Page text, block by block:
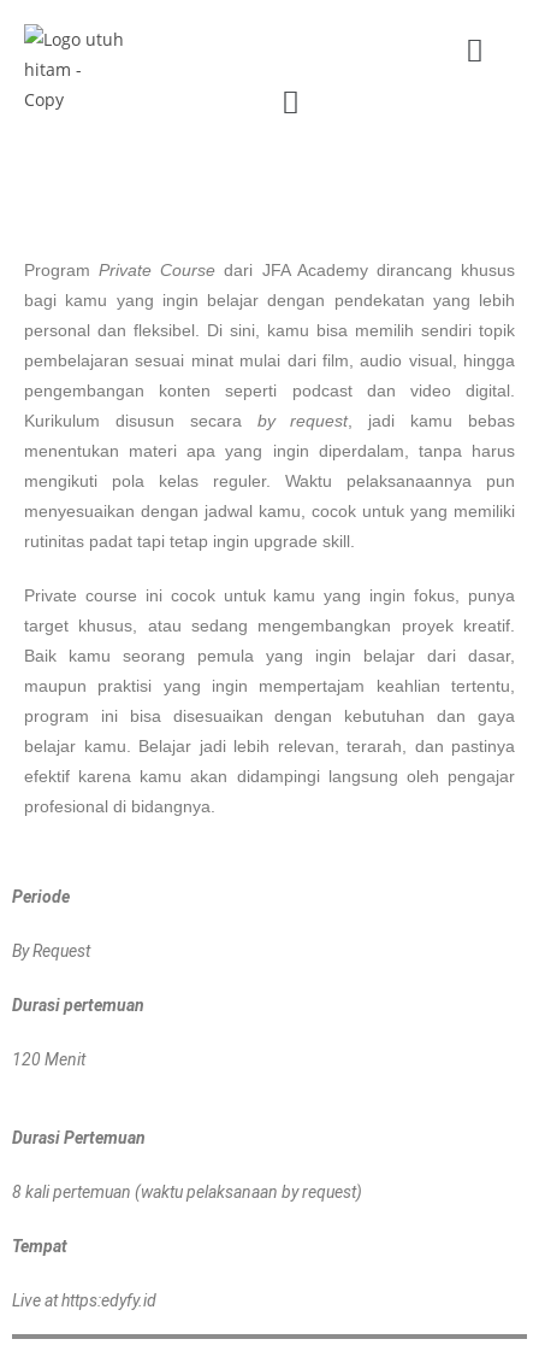
ProgramPrivate Course dari JFA Academy dirancang khusus
bagi kamu yang ingin belajar dengan pendekatan yang lebih
personal dan fleksibel. Di sini, kamu bisa memilih sendiri topik
pembelajaran sesuai minat mulai dari film, audio visual, hingga
pengembangan konten seperti podcast dan video digital.
Kurikulum disusun secara by request, jadi kamu bebas
menentukan materi apa yang ingin diperdalam, tanpa harus
mengikuti pola kelas reguler. Waktu pelaksanaannya pun
menyesuaikan dengan jadwal kamu, cocok untuk yang memiliki
rutinitas padat tapi tetap ingin upgrade skill.
Private course ini cocok untuk kamu yang ingin fokus, punya
target khusus, atau sedang mengembangkan proyek kreatif.
Baik kamu seorang pemula yang ingin belajar dari dasar,
maupun praktisi yang ingin mempertajam keahlian tertentu,
program ini bisa disesuaikan dengan kebutuhan dan gaya
belajar kamu. Belajar jadi lebih relevan, terarah, dan pastinya
efektif karena kamu akan didampingi langsung oleh pengajar
profesional di bidangnya.
Periode
By Request
Durasi pertemuan
120 Menit
Durasi Pertemuan
8 kali pertemuan (waktu pelaksanaan by request)
Tempat
Live at https:edyfy.id